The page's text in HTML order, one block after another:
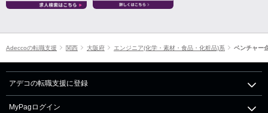
Adeccoの転職支援 関西 大阪府 エンジニア(化学・素材・食品・化粧品)系 ベンチャー
アデコの転職支援に登録
MyPagログイン